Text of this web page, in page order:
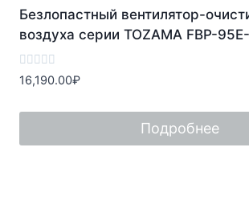
Безлопастный вентилятор-
воздуха серии TOZAMA FBP-
Оценка
0
5
16,190.00₽
Подробнее